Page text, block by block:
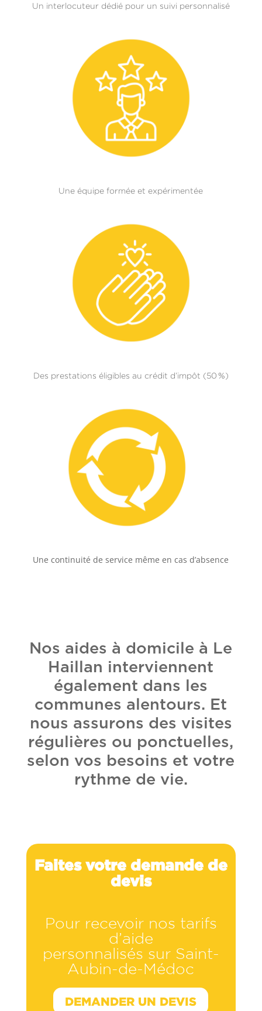
Un interlocuteur dédié pour un suivi personnalisé
Une équipe formée et expérimentée
Des prestations éligibles au crédit d’impôt (50 %)
Une continuité de service même en cas d’absence
Nos aides à domicile à Le
Haillan interviennent
également dans les
communes alentours. Et
nous assurons des visites
régulières ou ponctuelles,
selon vos besoins et votre
rythme de vie.
Faites votre demande de
devis
Pour recevoir nos tarifs
d’aide
personnalisés sur Saint-
Aubin-de-Médoc
DEMANDER UN DEVIS